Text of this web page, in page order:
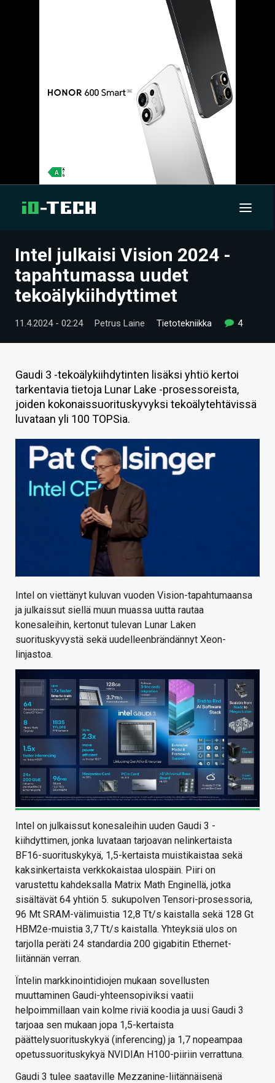
UUTISET
ARTIKKELIT
VIDEOT
TECHBBS
TIETOA
HINTA.FI
KAUPPA
VAIHDA TEEMA
Intel julkaisi Vision 2024 -
tapahtumassa uudet
tekoälykiihdyttimet
11.4.2024 - 02:24 Petrus Laine Tietotekniikka 4
Gaudi 3 -tekoälykiihdytinten lisäksi yhtiö kertoi
tarkentavia tietoja Lunar Lake -prosessoreista,
joiden kokonaissuorituskyvyksi tekoälytehtävissä
luvataan yli 100 TOPSia.
Intel on viettänyt kuluvan vuoden Vision-tapahtumaansa
ja julkaissut siellä muun muassa uutta rautaa
konesaleihin, kertonut tulevan Lunar Laken
suorituskyvystä sekä uudelleenbrändännyt Xeon-
linjastoa.
Intel on julkaissut konesaleihin uuden Gaudi 3 -
kiihdyttimen, jonka luvataan tarjoavan nelinkertaista
BF16-suorituskykyä, 1,5-kertaista muistikaistaa sekä
kaksinkertaista verkkokaistaa ulospäin. Piiri on
varustettu kahdeksalla Matrix Math Enginellä, jotka
sisältävät 64 yhtiön 5. sukupolven Tensori-prosessoria,
96 Mt SRAM-välimuistia 12,8 Tt/s kaistalla sekä 128 Gt
HBM2e-muistia 3,7 Tt/s kaistalla. Yhteyksiä ulos on
tarjolla peräti 24 standardia 200 gigabitin Ethernet-
liitännän verran.
Ïntelin markkinointidiojen mukaan sovellusten
muuttaminen Gaudi-yhteensopiviksi vaatii
helpoimmillaan vain kolme riviä koodia ja uusi Gaudi 3
tarjoaa sen mukaan jopa 1,5-kertaista
päättelysuorituskykyä (inferencing) ja 1,7 nopeampaa
opetussuorituskykyä NVIDIAn H100-piiriin verrattuna.
Gaudi 3 tulee saataville Mezzanine-liitännäisenä